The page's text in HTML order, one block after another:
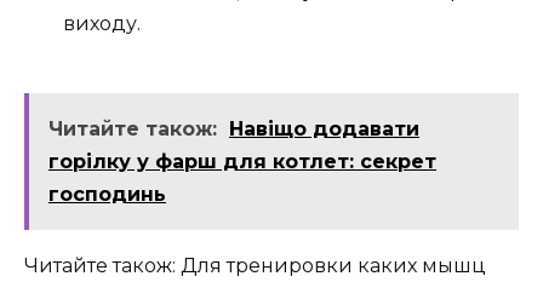
виходу.
Читайте також: Навіщо додавати
горілку у фарш для котлет: секрет
господинь
Читайте також: Для тренировки каких мышц